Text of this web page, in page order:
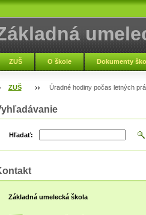
nad
ZUŠ O škole Dokumenty
ZUŠ Úradné hodiny počas letných
Hľadať:
Základná umelecká škola